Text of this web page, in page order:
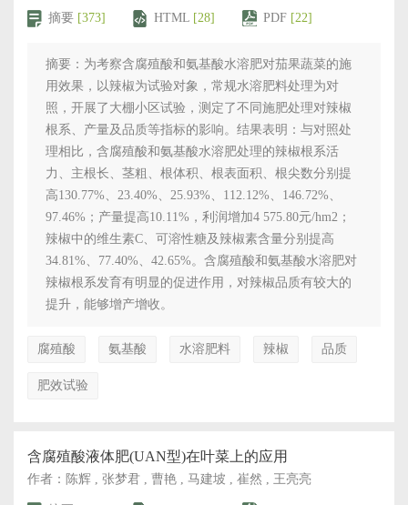
摘要 [373] HTML [28] PDF [22]
摘要：为考察含腐殖酸和氨基酸水溶肥对茄果蔬菜的施
用效果，以辣椒为试验对象，常规水溶肥料处理为对
照，开展了大棚小区试验，测定了不同施肥处理对辣椒
根系、产量及品质等指标的影响。结果表明：与对照处
理相比，含腐殖酸和氨基酸水溶肥处理的辣椒根系活
力、主根长、茎粗、根体积、根表面积、根尖数分别提
高130.77%、23.40%、25.93%、112.12%、146.72%、
97.46%；产量提高10.11%，利润增加4 575.80元/hm2；
辣椒中的维生素C、可溶性糖及辣椒素含量分别提高
34.81%、77.40%、42.65%。含腐殖酸和氨基酸水溶肥对
辣椒根系发育有明显的促进作用，对辣椒品质有较大的
提升，能够增产增收。
腐殖酸 氨基酸 水溶肥料 辣椒 品质
肥效试验
含腐殖酸液体肥(UAN型)在叶菜上的应用
作者：陈辉 , 张梦君 , 曹艳 , 马建坡 , 崔然 , 王亮亮